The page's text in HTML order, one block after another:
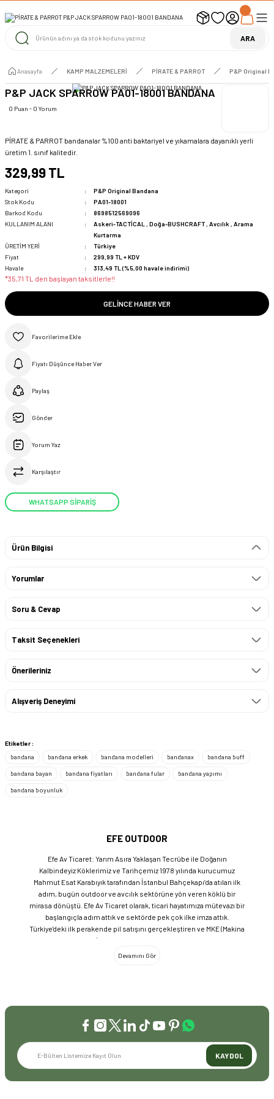
UYARI ! KARGOLAR 13 TEMMUZ 2026 YAPILACAK
1000 TL ve Üzeri Ücretsiz Kargo 1000 TL ve Üzeri Ücretsiz Kargo ARA
Anasayfa KAMP MALZEMELERİ PİRATE & PARROT P&P Original
P&P JACK SPARROW PA01-18001 BANDANA
0 Puan - 0 Yorum
PİRATE & PARROT bandanalar %100 anti baktariyel ve yıkamalara dayanıklı yerli
üretim 1. sınıf kalitedir.
329,99 TL
Kategori
P&P Original Bandana
Stok Kodu
PA01-18001
Barkod Kodu
8698512569096
KULLANIM ALANI
Askeri-TACTİCAL , Doğa-BUSHCRAFT , Avcılık , Arama
Kurtarma
ÜRETİM YERİ
Türkiye
Fiyat
299,99 TL + KDV
Havale
313,49 TL (%5,00 havale indirimi)
*35,71 TL den başlayan taksitlerle!!
GELINCE HABER VER
Fiyatı Düşünce Haber Ver
Paylaş
Gönder
Yorum Yaz
Karşılaştır
WHATSAPP SİPARİŞ
Ürün Bilgisi
Yorumlar
Soru & Cevap
Taksit Seçenekleri
Önerileriniz
Alışveriş Deneyimi
Etiketler :
bandana
bandana erkek bandana modelleri bandanax bandana buff
bandana bayan bandana fiyatları bandana fular bandana yapımı
bandana boyunluk
EFE OUTDOOR
Efe Av Ticaret: Yarım Asıra Yaklaşan Tecrübe ile Doğanın
Kalbindeyiz Köklerimiz ve Tarihçemiz 1978 yılında kurucumuz
Mahmut Esat Karabıyık tarafından İstanbul Bahçekapı’da atılan ilk
adım, bugün outdoor ve avcılık sektörüne yön veren köklü bir
mirasa dönüştü. Efe Av Ticaret olarak, ticari hayatımıza mütevazı bir
başlangıçla adım attık ve sektörde pek çok ilke imza attık.
Türkiye'deki ilk perakende pil satışını gerçekleştiren ve MKE (Makina
ve Kimya Endüstrisi) üretimi ürünleri satan ilk bayilerden biri olma
gururunu taşıyoruz. 1981 yılında Eminönü’nde açtığımız ve mülkiyeti
kurarak tüm Türkiye'ye hizmet vermeye başladık. 2016: Kadıköy
mağazamızın ve şimdiki Genel Merkezimizin açılışını
gerçekleştirdik. Global Markalar ve Yerli Üretim Gücü Yaklaşık
20'nin üzerinde dünya markasını Türkiye'ye getirerek outdoor
tutkunlarıyla buluşturuyoruz. Sadece ithalatla sınırlı kalmayıp;
EFEARMS, BUSHCRAFTFEST ve EFEAV tescilli markalarımızla
KAYDOL